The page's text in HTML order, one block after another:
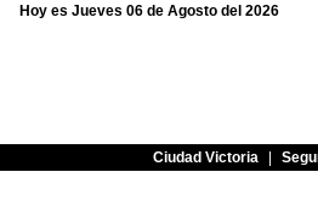
Hoy es Jueves 06 de Agosto del 2026
Ciudad Victoria